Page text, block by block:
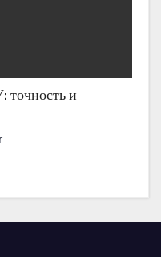
точность и